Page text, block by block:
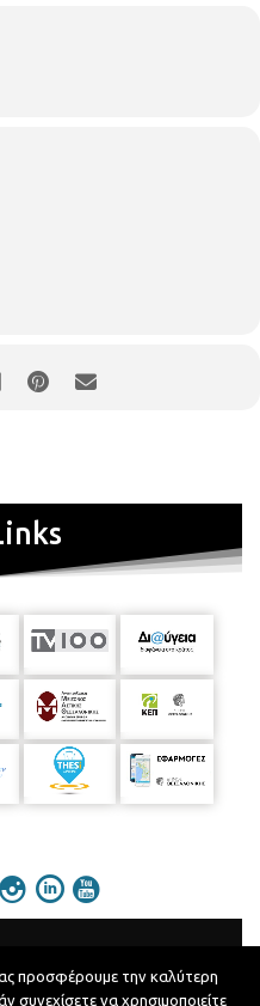
προσφέρουμε την καλύτερη
συνεχίσετε να χρησιμοποιείτε